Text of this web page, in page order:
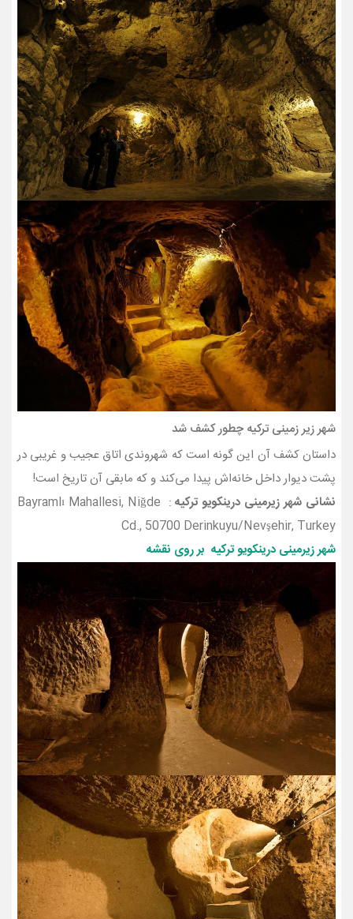
شهر زیر زمینی ترکیه چطور کشف شد
داستان کشف آن این گونه است که شهروندی اتاق عجیب و غریبی در
پشت دیوار داخل خانه‌اش پیدا می‌کند و که مابقی آن تاریخ است!
نشانی شهر زیرمینی درينکويو ترکیه
: Bayramlı Mahallesi, Niğde
Cd., 50700 Derinkuyu/Nevşehir, Turkey
شهر زیرمینی درينکويو ترکیه بر روی نقشه